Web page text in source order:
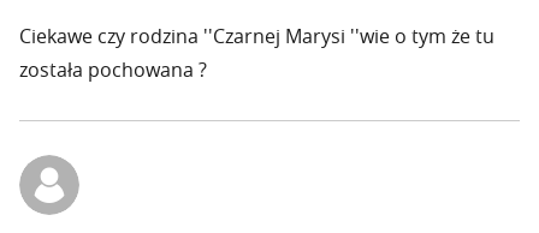
Ciekawe czy rodzina ''Czarnej Marysi ''wie o tym że tu
została pochowana ?